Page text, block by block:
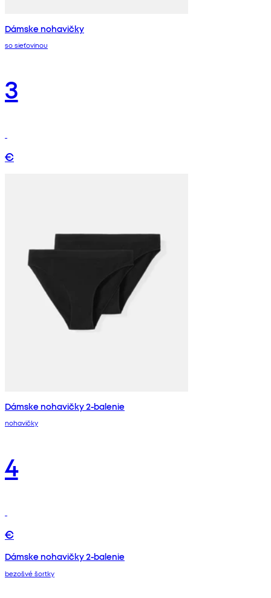
Dámske nohavičky
so sieťovinou
3
€
Dámske nohavičky 2-balenie
nohavičky
4
€
Dámske nohavičky 2-balenie
bezošvé šortky